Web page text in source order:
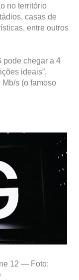
no território
casas de
entre outros
pode chegar a 4
ideais”,
s (o famoso
12 — Foto: